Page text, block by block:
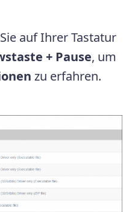
auf Ihrer Tastatur
+ Pause, um
zu erfahren.